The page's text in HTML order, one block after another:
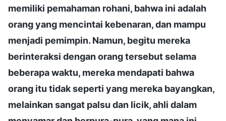
memiliki pemahaman rohani, bahwa ini adalah
orang yang mencintai kebenaran, dan mampu
menjadi pemimpin. Namun, begitu mereka
berinteraksi dengan orang tersebut selama
beberapa waktu, mereka mendapati bahwa
orang itu tidak seperti yang mereka bayangkan,
melainkan sangat palsu dan licik, ahli dalam